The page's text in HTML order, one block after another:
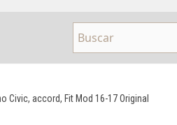
Civic, accord, Fit Mod 16-17 Original